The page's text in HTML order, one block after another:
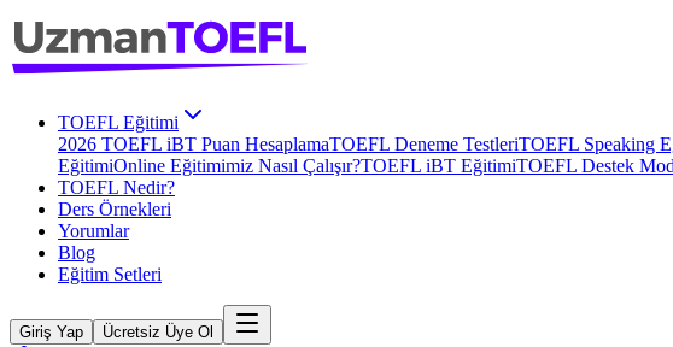
TOEFL Eğitimi
2026 TOEFL iBT Puan HesaplamaTOEFL Deneme TestleriTOEFL Speaking
EğitimiOnline Eğitimimiz Nasıl Çalışır?TOEFL iBT EğitimiTOEFL Destek
TOEFL Nedir?
Ders Örnekleri
Yorumlar
Blog
Eğitim Setleri
Giriş Yap Ücretsiz Üye Ol